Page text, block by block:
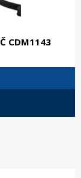
CDM1143